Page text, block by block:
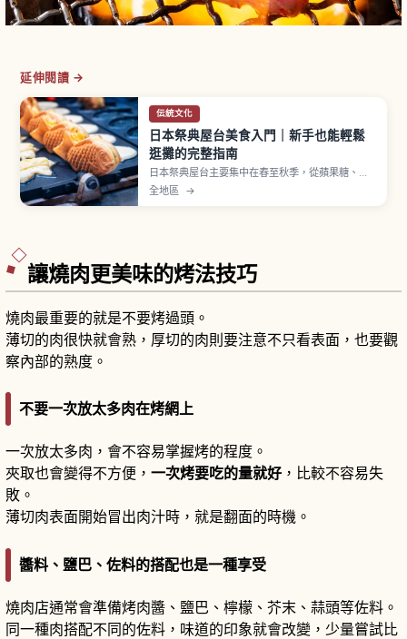
延伸閱讀 →
伝統文化
日本祭典屋台美食入門｜新手也能輕鬆
逛攤的完整指南
日本祭典屋台主要集中在春至秋季，從蘋果糖、日
式炒麵、雞蛋糕球、刨冰到章魚燒等經典美食一字
排開。蘋果糖約300至500日圓、章魚燒一盒6至8
全地區 →
讓燒肉更美味的烤法技巧
燒肉最重要的就是不要烤過頭。
薄切的肉很快就會熟，厚切的肉則要注意不只看表面，也要觀
察內部的熟度。
不要一次放太多肉在烤網上
一次放太多肉，會不容易掌握烤的程度。
夾取也會變得不方便， 一次烤要吃的量就好 ，比較不容易失
敗。
薄切肉表面開始冒出肉汁時，就是翻面的時機。
醬料、鹽巴、佐料的搭配也是一種享受
燒肉店通常會準備烤肉醬、鹽巴、檸檬、芥末、蒜頭等佐料。
同一種肉搭配不同的佐料，味道的印象就會改變，少量嘗試比